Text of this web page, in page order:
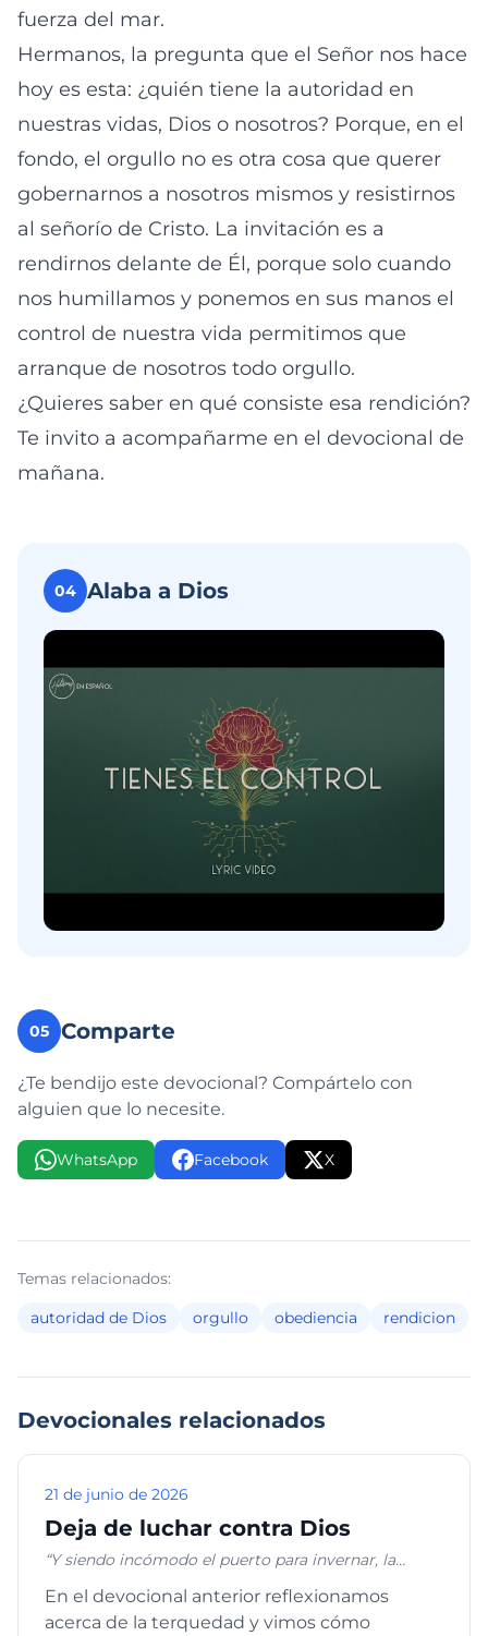
fuerza del mar.
Hermanos, la pregunta que el Señor nos hace
hoy es esta: ¿quién tiene la autoridad en
nuestras vidas, Dios o nosotros? Porque, en el
fondo, el orgullo no es otra cosa que querer
gobernarnos a nosotros mismos y resistirnos
al señorío de Cristo. La invitación es a
rendirnos delante de Él, porque solo cuando
nos humillamos y ponemos en sus manos el
control de nuestra vida permitimos que
arranque de nosotros todo orgullo.
¿Quieres saber en qué consiste esa rendición?
Te invito a acompañarme en el devocional de
mañana.
04 Alaba a Dios
05 Comparte
¿Te bendijo este devocional? Compártelo con
alguien que lo necesite.
WhatsApp Facebook X
Temas relacionados:
autoridad de Dios
orgullo obediencia rendicion
Devocionales relacionados
21 de junio de 2026
Deja de luchar contra Dios
“Y siendo incómodo el puerto para invernar, la
pudiesen arribar a Fenice, puerto de Creta que mira
al nordeste y sudeste, e invernar allí. Y soplando una
En el devocional anterior reflexionamos
acerca de la terquedad y vimos cómo